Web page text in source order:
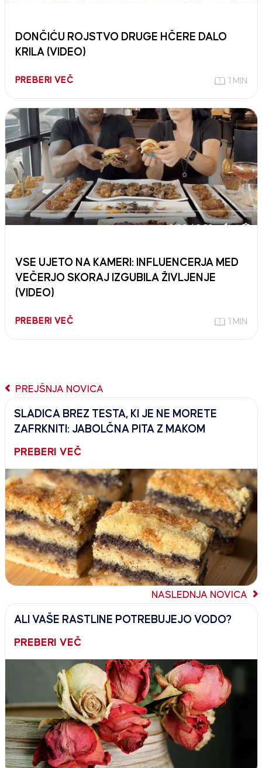
DONČIĆU ROJSTVO DRUGE HČERE DALO
KRILA (VIDEO)
PREBERI VEČ 1 MIN
VSE UJETO NA KAMERI: INFLUENCERJA MED
VEČERJO SKORAJ IZGUBILA ŽIVLJENJE
(VIDEO)
PREBERI VEČ 1 MIN
PREJŠNJA NOVICA
SLADICA BREZ TESTA, KI JE NE MORETE
ZAFRKNITI: JABOLČNA PITA Z MAKOM
PREBERI VEČ
NASLEDNJA NOVICA
ALI VAŠE RASTLINE POTREBUJEJO VODO?
PREBERI VEČ